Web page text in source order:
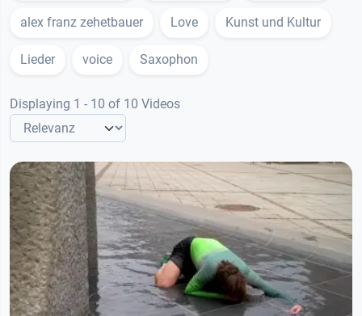
alex franz zehetbauer Love Kunst und Kultur
Lieder voice Saxophon
Displaying 1 - 10 of 10 Videos